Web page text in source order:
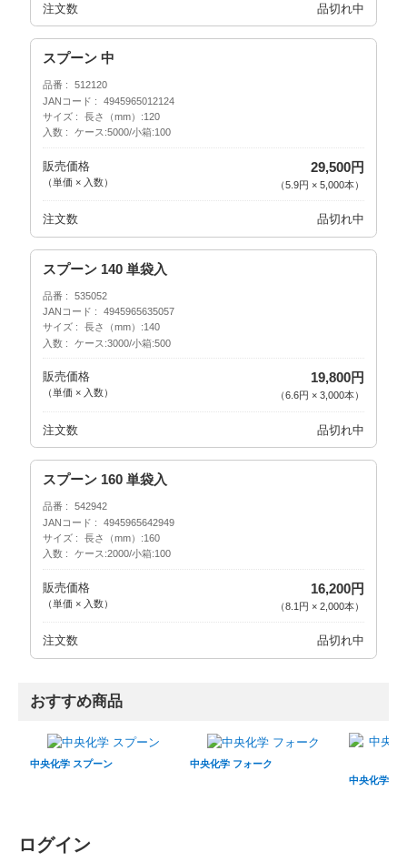
注文数 品切れ中
スプーン 中
品番
512120
JANコード
4945965012124
サイズ
長さ（mm）:120
入数
ケース:5000/小箱:100
販売価格
（単価 × 入数）
29,500円
（5.9円 × 5,000本）
注文数 品切れ中
スプーン 140 単袋入
品番
535052
JANコード
4945965635057
サイズ
長さ（mm）:140
入数
ケース:3000/小箱:500
販売価格
（単価 × 入数）
19,800円
（6.6円 × 3,000本）
注文数 品切れ中
スプーン 160 単袋入
品番
542942
JANコード
4945965642949
サイズ
長さ（mm）:160
入数
ケース:2000/小箱:100
販売価格
（単価 × 入数）
16,200円
（8.1円 × 2,000本）
注文数 品切れ中
おすすめ商品
中央化学 スプーン
中央化学 フォーク
中央化学 フ
ログイン